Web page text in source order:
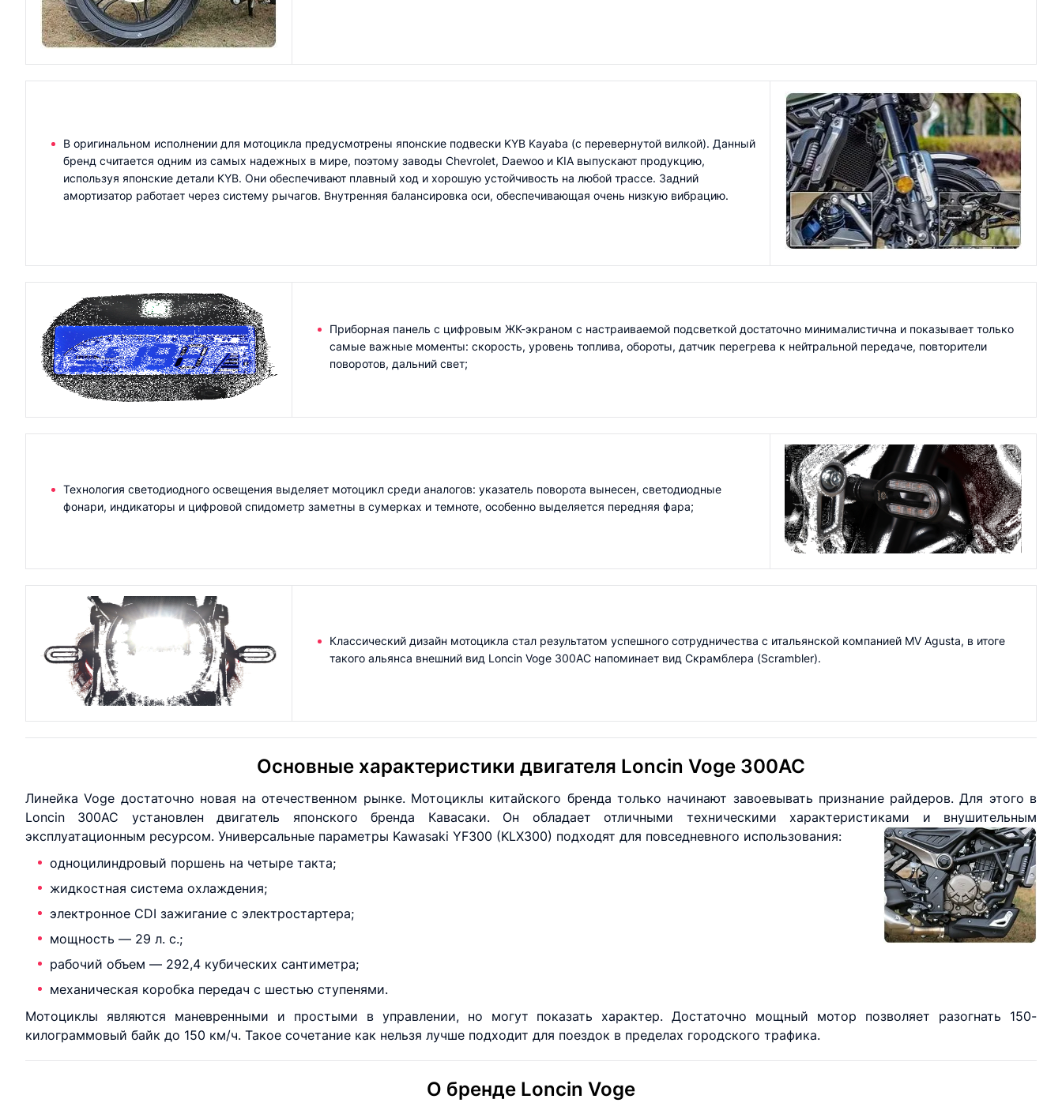
В оригинальном исполнении для мотоцикла предусмотрены японские подвески KYB Kayaba (с перевернутой вилкой). Данный
бренд считается одним из самых надежных в мире, поэтому заводы Chevrolet, Daewoo и KIA выпускают продукцию,
используя японские детали KYB. Они обеспечивают плавный ход и хорошую устойчивость на любой трассе. Задний
амортизатор работает через систему рычагов. Внутренняя балансировка оси, обеспечивающая очень низкую вибрацию.
Приборная панель с цифровым ЖК-экраном с настраиваемой подсветкой достаточно минималистична и показывает только
самые важные моменты: скорость, уровень топлива, обороты, датчик перегрева к нейтральной передаче, повторители
поворотов, дальний свет;
Технология светодиодного освещения выделяет мотоцикл среди аналогов: указатель поворота вынесен, светодиодные
фонари, индикаторы и цифровой спидометр заметны в сумерках и темноте, особенно выделяется передняя фара;
Классический дизайн мотоцикла стал результатом успешного сотрудничества с итальянской компанией MV Agusta, в итоге
такого альянса внешний вид Loncin Voge 300AC напоминает вид Скрамблера (Scrambler).
Основные характеристики двигателя Loncin Voge 300AC
Линейка Voge достаточно новая на отечественном рынке. Мотоциклы китайского бренда только начинают завоевывать признание райдеров. Для этого в
Loncin 300AC установлен двигатель японского бренда Кавасаки. Он обладает отличными техническими характеристиками и внушительным
эксплуатационным ресурсом. Универсальные параметры Kawasaki YF300 (KLX300) подходят для повседневного использования:
одноцилиндровый поршень на четыре такта;
жидкостная система охлаждения;
электронное CDI зажигание с электростартера;
мощность — 29 л. с.;
рабочий объем — 292,4 кубических сантиметра;
механическая коробка передач с шестью ступенями.
Мотоциклы являются маневренными и простыми в управлении, но могут показать характер. Достаточно мощный мотор позволяет разогнать 150-
килограммовый байк до 150 км/ч. Такое сочетание как нельзя лучше подходит для поездок в пределах городского трафика.
О бренде Loncin Voge